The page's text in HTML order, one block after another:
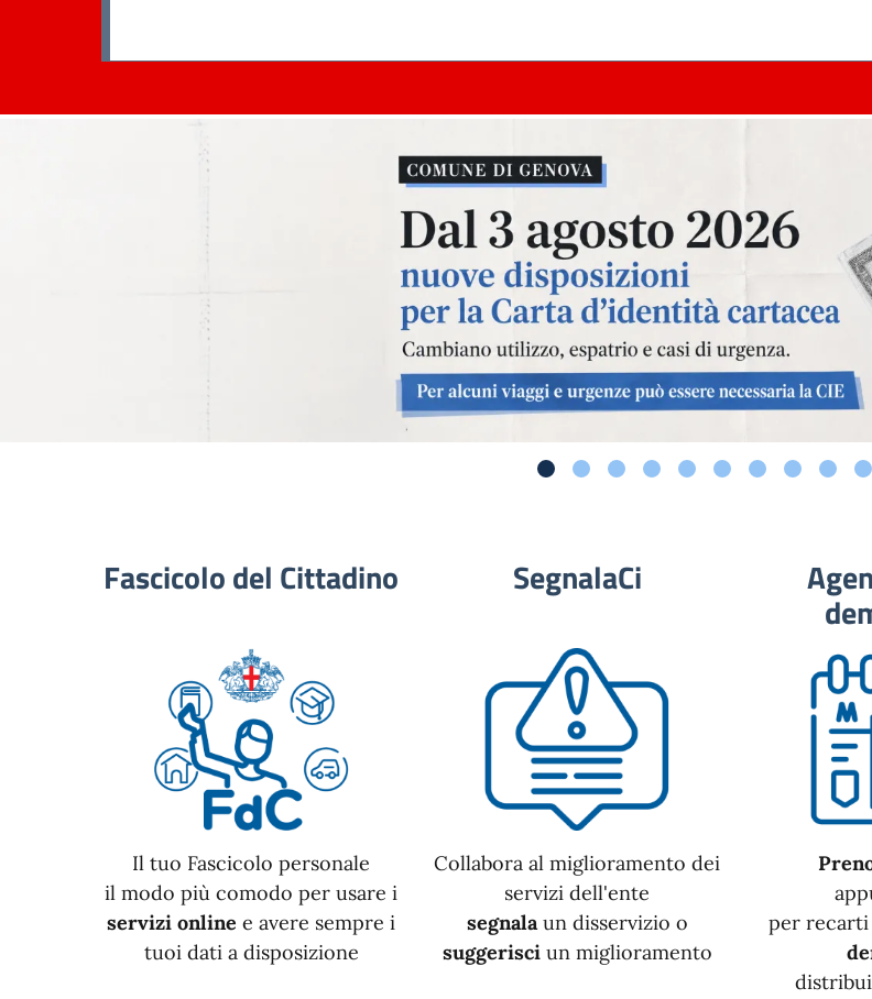
Fascicolo del Cittadino
Il tuo Fascicolo personale
il modo più comodo per usare i
servizi online e avere sempre i
tuoi dati a disposizione
SegnalaCi
Collabora al miglioramento dei
servizi dell'ente
segnalaun disservizio o
suggerisciun miglioramento
per